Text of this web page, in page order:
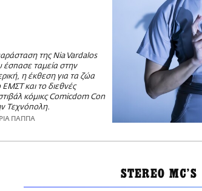
της Nia Vardalos
έσπασε ταμεία στην
η έκθεση για τα ζώα
ΕΜΣΤ και το διεθνές
κόμικς Comicdom Con
Τεχνόπολη.
ΠΑΠΠΑ
STEREO MC'S